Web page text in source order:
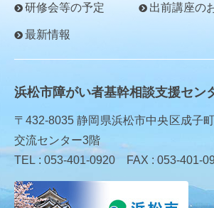
研修会等の予定 出前講座の
最新情報
浜松市障がい者基幹相談支援セン
〒432-8035 静岡県浜松市中央区成子
交流センター3階
TEL : 053-401-0920 FAX : 053-401-